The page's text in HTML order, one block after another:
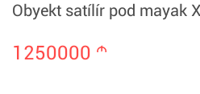
Obyekt satílír pod mayak
1250000 m